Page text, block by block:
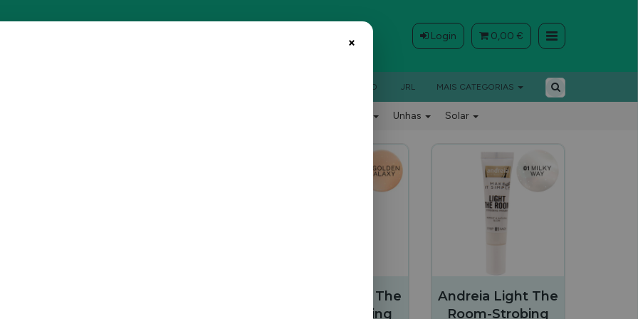
Login 0,00 €
BARBEIRO JRL MAIS CATEGORIAS
Unhas Solar
Andreia Light The
Room-Strobing
Andreia Light The
Room-Strobing
×